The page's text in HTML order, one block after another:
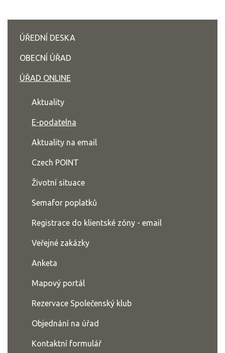
ÚŘEDNÍ DESKA
OBECNÍ ÚŘAD
ÚŘAD ONLINE
Aktuality
E-podatelna
Aktuality na email
Czech POINT
Životní situace
Semafor poplatků
Registrace do klientské zóny - email
Veřejné zakázky
Anketa
Mapový portál
Rezervace Společenský klub
Objednání na úřad
Kontaktní formulář